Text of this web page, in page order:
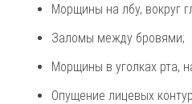
Морщины на лбу, вокруг
Заломы между бровями;
Морщины в уголках рта,
Опущение лицевых